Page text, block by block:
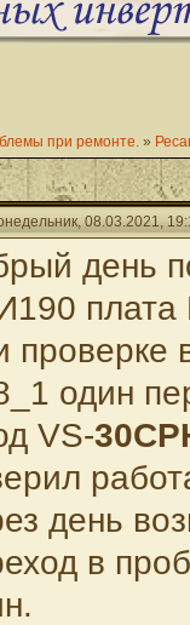
при ремонте. »
08.03.2021,
день
плата
проверке
один
VS-30
день
в